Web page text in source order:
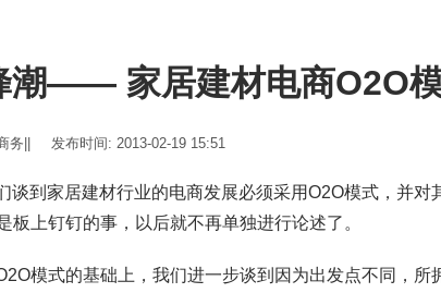
潮—— 家居建材电商O2O
务|| 发布时间: 2013-02-19 15:51
谈到家居建材行业的电商发展必须采用O2O模式，并对
板上钉钉的事，以后就不再单独进行论述了。
模式的基础上，我们进一步谈到因为出发点不同，所